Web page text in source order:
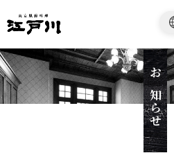
お知らせ